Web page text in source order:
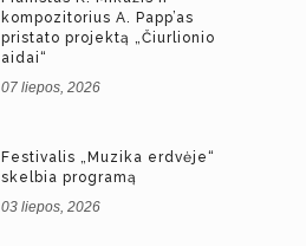
kompozitorius A. Papp’as
pristato projektą „Čiurlionio
aidai“
07 liepos, 2026
Festivalis „Muzika erdvėje“
skelbia programą
03 liepos, 2026